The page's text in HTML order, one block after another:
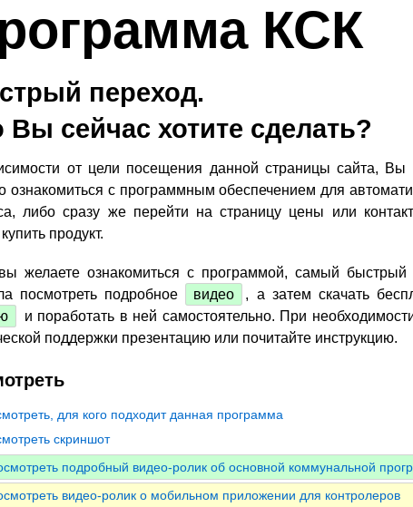
КСК
переход.
Вы сейчас хотите сделать?
от цели посещения данной страницы сайта, Вы
ознакомиться с программным обеспечением для
либо сразу же перейти на страницу цены или
продукт.
желаете ознакомиться с программой, самый быстрый
посмотреть подробное
видео , а затем скачать
и поработать в ней самостоятельно. При
поддержки презентацию или почитайте инструкцию.
для кого подходит данная программа
скриншот
подробный видео-ролик об основной коммунальной
видео-ролик о мобильном приложении для контролеров